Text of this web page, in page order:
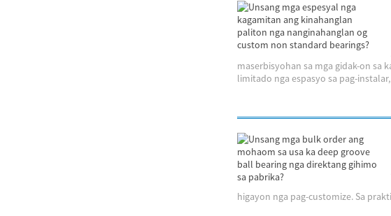
maserbisyohan sa mga gidak-on sa
limitado nga espasyo sa pag-
higayon nga pag-customize. Sa